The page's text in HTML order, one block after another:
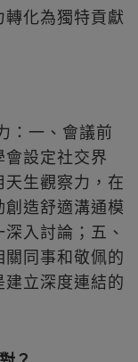
化為獨特貢獻
：一、會議前
設定社交界
生觀察力，在
造舒適溝通模
入討論；五、
同事和敬佩的
立深度連結的